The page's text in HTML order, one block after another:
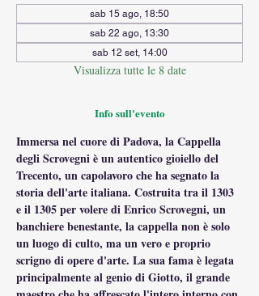
sab 15 ago, 18:50
sab 22 ago, 13:30
sab 12 set, 14:00
Visualizza tutte le 8 date
Info sull'evento
Immersa nel cuore di Padova, la Cappella
degli Scrovegni è un autentico gioiello del
Trecento, un capolavoro che ha segnato la
storia dell'arte italiana. Costruita tra il 1303
e il 1305 per volere di Enrico Scrovegni, un
banchiere benestante, la cappella non è solo
un luogo di culto, ma un vero e proprio
scrigno di opere d'arte. La sua fama è legata
principalmente al genio di Giotto, il grande